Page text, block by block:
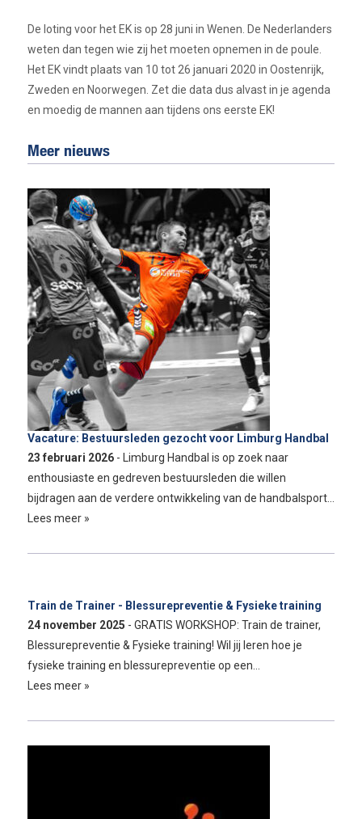
De loting voor het EK is op 28 juni in Wenen. De Nederlanders
weten dan tegen wie zij het moeten opnemen in de poule.
Het EK vindt plaats van 10 tot 26 januari 2020 in Oostenrijk,
Zweden en Noorwegen. Zet die data dus alvast in je agenda
en moedig de mannen aan tijdens ons eerste EK!
Meer nieuws
Vacature: Bestuursleden gezocht voor Limburg Handbal
23 februari 2026 - Limburg Handbal is op zoek naar
enthousiaste en gedreven bestuursleden die willen
bijdragen aan de verdere ontwikkeling van de handbalsport…
Lees meer »
Train de Trainer - Blessurepreventie & Fysieke training
24 november 2025 - GRATIS WORKSHOP: Train de trainer,
Blessurepreventie & Fysieke training! Wil jij leren hoe je
fysieke training en blessurepreventie op een…
Lees meer »